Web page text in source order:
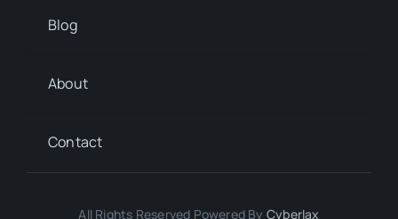
Blog
About
Contact
All Rights Reserved Powered By Cyberlax